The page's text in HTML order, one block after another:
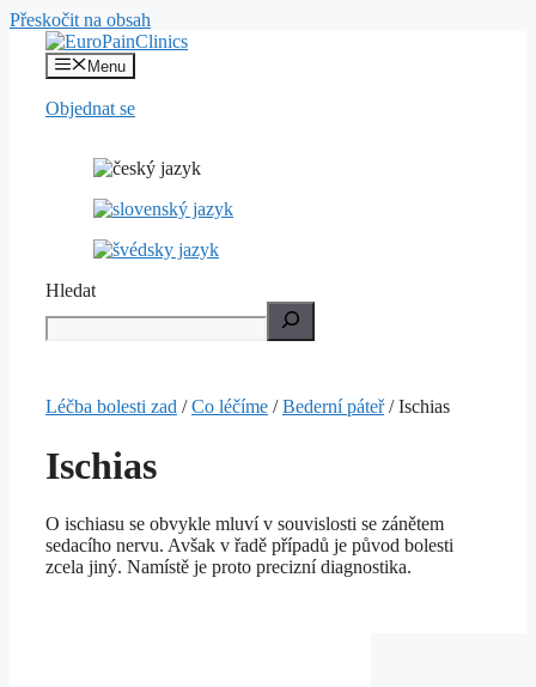
Přeskočit na obsah
Menu
Objednat se
Hledat
Léčba bolesti zad /Co léčíme /Bederní páteř/Ischias
Ischias
O ischiasu se obvykle mluví v souvislosti se zánětem
sedacího nervu. Avšak v řadě případů je původ bolesti
zcela jiný. Namístě je proto precizní diagnostika.